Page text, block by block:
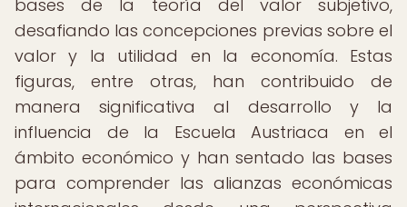
bases de la teoría del valor subjetivo,
desafiando las concepciones previas sobre el
valor y la utilidad en la economía. Estas
figuras, entre otras, han contribuido de
manera significativa al desarrollo y la
influencia de la Escuela Austriaca en el
ámbito económico y han sentado las bases
para comprender las alianzas económicas